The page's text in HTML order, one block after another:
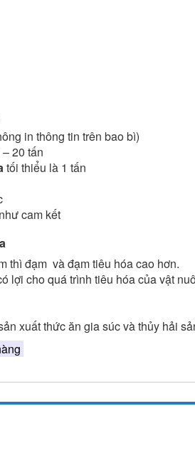
in thông tin trên bao bì)
20 tấn
tối thiểu là 1 tấn
cam kết
thì đạm và đạm tiêu hóa cao hơn.
lợi cho quá trình tiêu hóa của vật
xuất thức ăn gia súc và thủy hải